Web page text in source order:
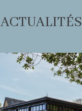
ACTUALITÉS